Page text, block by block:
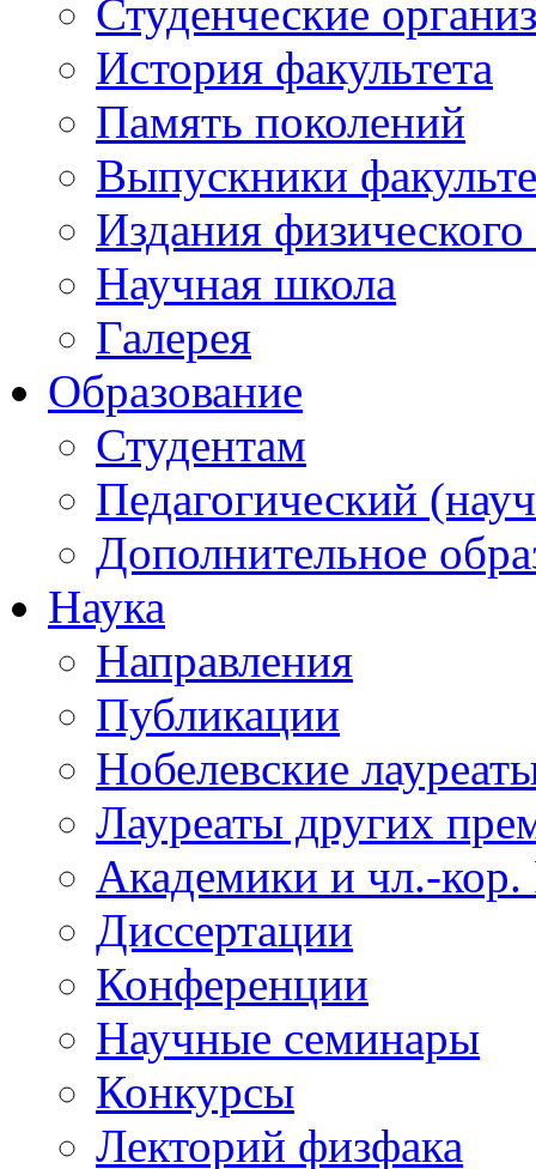
Студенческие
История факультета
Память поколений
Выпускники
Издания физического
Научная школа
Галерея
Образование
Студентам
Педагогический
Дополнительное
Наука
Направления
Публикации
Нобелевские
Лауреаты других
Академики и чл.-
Диссертации
Конференции
Научные семинары
Конкурсы
Лекторий физфака